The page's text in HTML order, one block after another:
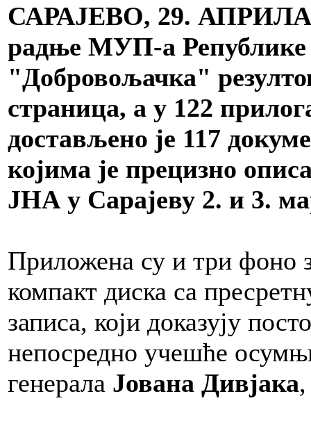
САРАЈЕВО, 29.
радње МУП-а Републике
"Добровољачка"
страница, а у 122
достављено је 117
којима је прецизно
ЈНА у Сарајеву 2. и 3.
Приложена су и три фоно
компакт диска са
записа, који доказују
непосредно учешће
генерала Јована Дивјака